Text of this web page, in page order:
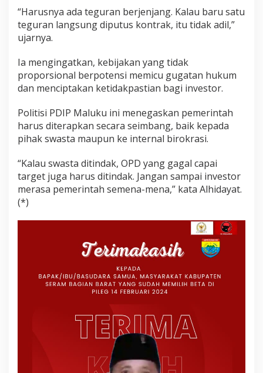
“Harusnya ada teguran berjenjang. Kalau baru satu
teguran langsung diputus kontrak, itu tidak adil,”
ujarnya.
Ia mengingatkan, kebijakan yang tidak
proporsional berpotensi memicu gugatan hukum
dan menciptakan ketidakpastian bagi investor.
Politisi PDIP Maluku ini menegaskan pemerintah
harus diterapkan secara seimbang, baik kepada
pihak swasta maupun ke internal birokrasi.
“Kalau swasta ditindak, OPD yang gagal capai
target juga harus ditindak. Jangan sampai investor
merasa pemerintah semena-mena,” kata Alhidayat.
(*)